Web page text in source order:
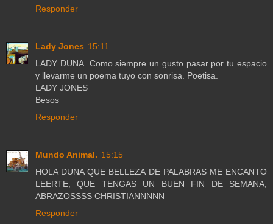
Responder
Lady Jones 15:11
LADY DUNA. Como siempre un gusto pasar por tu espacio
y llevarme un poema tuyo con sonrisa. Poetisa.
LADY JONES
Besos
Responder
Mundo Animal. 15:15
HOLA DUNA QUE BELLEZA DE PALABRAS ME ENCANTO
LEERTE, QUE TENGAS UN BUEN FIN DE SEMANA,
ABRAZOSSSS CHRISTIANNNNN
Responder